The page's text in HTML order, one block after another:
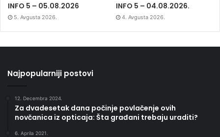
INFO 5 – 05.08.2026
5. Avgusta 2026.
INFO 5 – 04.08.2026.
4. Avgusta 2026.
Najpopularniji postovi
12. Decembra 2024.
Za dvadesetak dana počinje povlačenje ovih
novčanica iz opticaja: Šta građani trebaju uraditi?
6. Aprila 2021.